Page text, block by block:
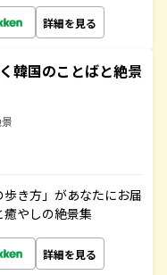
詳細を見る
韓国のことばと絶景
き方」があなたにお届
やしの絶景集
詳細を見る